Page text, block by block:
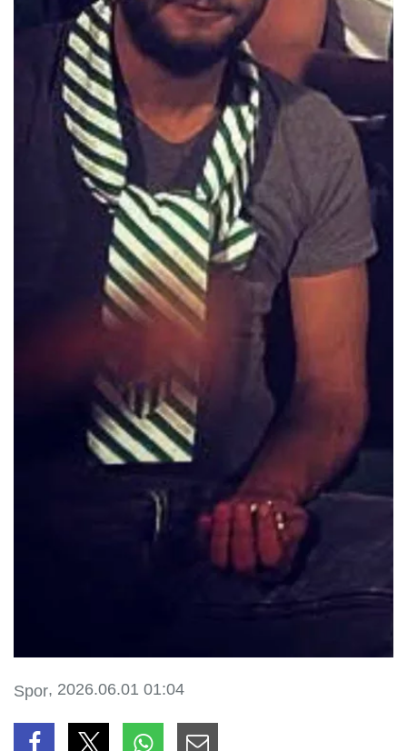
Spor, 2026.06.01 01:04